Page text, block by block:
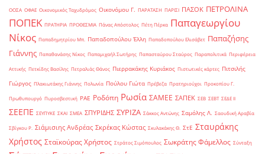
ΟΟΣΑ ΟΦΑΕ Οικονομικός Ταχυδρόμος Οικονόμου Γ. ΠΑΡΑΤΑΣΗ ΠΑΡΙΣΙ ΠΑΣΟΚ ΠΕΤΡΟΛΙΝΑ
ΠΟΠΕΚ ΠΡΑΤΗΡΙΑ ΠΡΟΘΕΣΜΙΑ Πάνας Απόστολος Πέτη Πέρκα Παπαγεωργίου
Νίκος Παπαδημητρίου Μπ. Παπαδοπούλου Έλλη Παπαδοπούλου Ελισάβετ Παπαζήσης
Γιάννης Παπαθανάσης Νίκος Παπαμιχαήλ Σωτήρης Παπασταύρου Σταύρος Παραπολιτικά Περιφέρεια
Αττικής Πετκίδης Βασίλης Πετραλιάς Θάνος Πιερρακάκης Κυριάκος Πιστωτικές κάρτες Πιτσιλής
Γιώργος Πλακιωτάκης Γιάννης Πολωνία Πούλου Γιώτα Πρέβεζα Πρατηριούχοι Προκοπίου Γ.
Πρωθυπουργό Πυροσβεστική ΡΑΕ Ροδόπη Ρωσία ΣΑΜΕΕ ΣΑΠΕΚ ΣΕΒ ΣΕΒΤ ΣΕΔΕ ΙΙ
ΣΕΕΠΕ ΣΕΥΠΥΚΕ ΣΚΑΙ ΣΜΕΑ ΣΠΥΡΙΔΗΣ ΣΥΡΙΖΑ Σάκκος Αντώνης Σαμόλης Λ. Σαουδική Αραβία
Σβίγκου Ρ. Σιάμισιης Ανδρέας Σκρέκας Κώστας Σκυλακάκης Θ. ΣτΕ Σταυράκης
Χρήστος Σταϊκούρας Χρήστος Στράτος Σιμόπουλος Σωκράτης Φάμελλος Σύνταξη